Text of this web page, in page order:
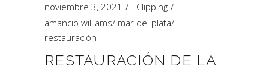
noviembre 3, 2021
Clipping
amancio williams/ mar del plata/
restauración
RESTAURACIÓN DE LA